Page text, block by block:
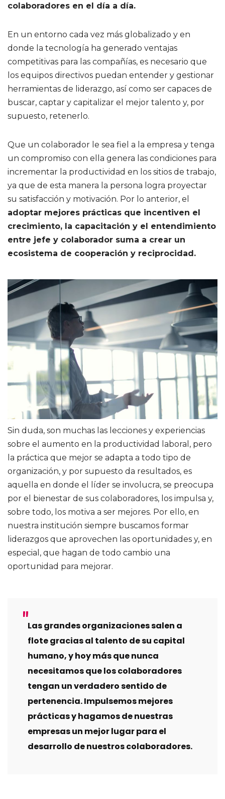
colaboradores en el día a día.
En un entorno cada vez más globalizado y en
donde la tecnología ha generado ventajas
competitivas para las compañías, es necesario que
los equipos directivos puedan entender y gestionar
herramientas de liderazgo, así como ser capaces de
buscar, captar y capitalizar el mejor talento y, por
supuesto, retenerlo.
Que un colaborador le sea fiel a la empresa y tenga
un compromiso con ella genera las condiciones para
incrementar la productividad en los sitios de trabajo,
ya que de esta manera la persona logra proyectar
su satisfacción y motivación. Por lo anterior, el
adoptar mejores prácticas que incentiven el
crecimiento, la capacitación y el entendimiento
entre jefe y colaborador suma a crear un
ecosistema de cooperación y reciprocidad.
Sin duda, son muchas las lecciones y experiencias
sobre el aumento en la productividad laboral, pero
la práctica que mejor se adapta a todo tipo de
organización, y por supuesto da resultados, es
aquella en donde el líder se involucra, se preocupa
por el bienestar de sus colaboradores, los impulsa y,
sobre todo, los motiva a ser mejores. Por ello, en
nuestra institución siempre buscamos formar
liderazgos que aprovechen las oportunidades y, en
especial, que hagan de todo cambio una
oportunidad para mejorar.
Las grandes organizaciones salen a
flote gracias al talento de su capital
humano, y hoy más que nunca
necesitamos que los colaboradores
tengan un verdadero sentido de
pertenencia. Impulsemos mejores
prácticas y hagamos de nuestras
empresas un mejor lugar para el
desarrollo de nuestros colaboradores.